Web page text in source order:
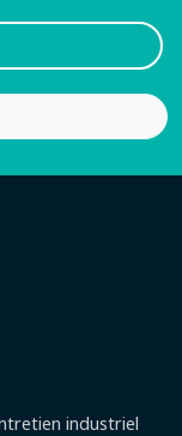
industriel